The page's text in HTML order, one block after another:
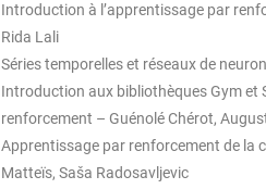
Introduction à l’apprentissage par
Rida Lali
Séries temporelles et réseaux de
Introduction aux bibliothèques Gym et
renforcement – Guénolé Chérot,
Apprentissage par renforcement de la
Matteïs, Saša Radosavljevic